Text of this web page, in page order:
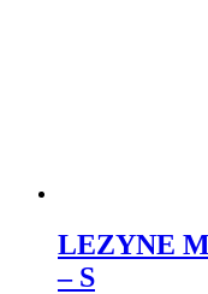
LEZYNE
– S